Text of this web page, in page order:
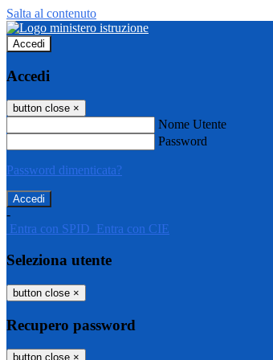
Salta al contenuto
Accedi
Accedi
button close ×
Nome Utente
Password
Password dimenticata?
-
Entra con SPID Entra con CIE
Seleziona utente
button close ×
Recupero password
button close ×